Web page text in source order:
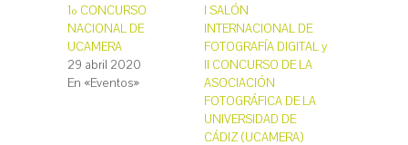
c
o
m
p
a
r
i
c
o
m
1º CONCURSO
NACIONAL DE
UCAMERA
29 abril 2020
En «Eventos»
I SALÓN
INTERNACIONAL DE
FOTOGRAFÍA DIGITAL y
II CONCURSO DE LA
ASOCIACIÓN
FOTOGRÁFICA DE LA
UNIVERSIDAD DE
CÁDIZ (UCAMERA)